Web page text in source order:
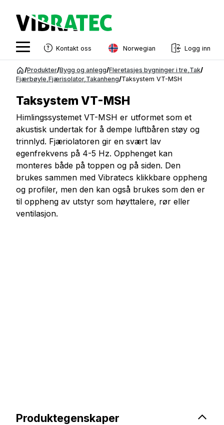
Kontakt oss Norwegian
English
Swedish
Norwegian
French
Estonian
Finnish
Danish
Logg inn
/Produkter/Bygg og anlegg/Fleretasjes bygninger i tre Tak/
Fjærbøyle Fjærisolator, Takanheng/Taksystem VT-MSH
Taksystem VT-MSH
Himlingssystemet VT-MSH er utformet som et
akustisk undertak for å dempe luftbåren støy og
trinnlyd. Fjæriolatoren gir en svært lav
egenfrekvens på 4-5 Hz. Opphenget kan
monteres både på toppen og på siden. Den
brukes sammen med Vibratecs klikkbare oppheng
og profiler, men den kan også brukes som den er
til oppheng av utstyr som høyttalere, rør eller
ventilasjon.
Produktegenskaper